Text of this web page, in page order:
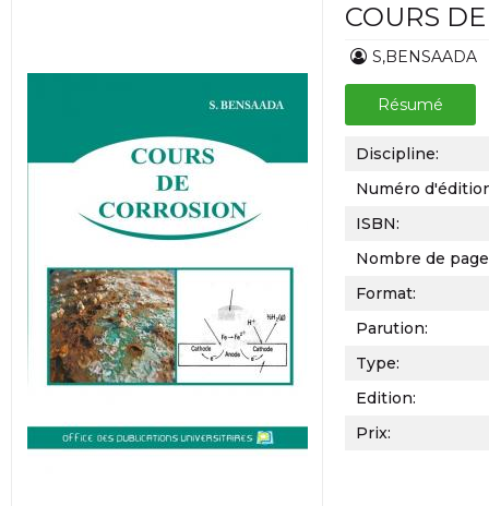
COURS
S,BENSAADA
Résumé
Discipline:
Numéro
ISBN:
Nombre de
Format:
Parution:
Type:
Edition:
Prix: